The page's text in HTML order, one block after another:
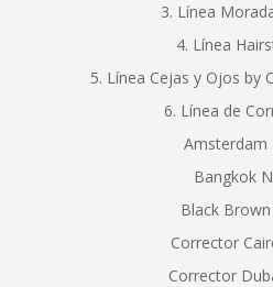
3. Línea
4. Línea
5. Línea Cejas y Ojos by
6. Línea de
Amsterdam
Bangkok
Black
Corrector
Corrector